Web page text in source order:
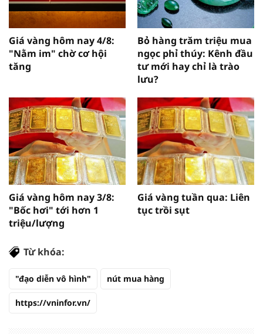
Giá vàng hôm nay 4/8:
"Nằm im" chờ cơ hội
tăng
Bỏ hàng trăm triệu mua
ngọc phỉ thúy: Kênh đầu
tư mới hay chỉ là trào
lưu?
Giá vàng hôm nay 3/8:
"Bốc hơi" tới hơn 1
triệu/lượng
Giá vàng tuần qua: Liên
tục trồi sụt
Từ khóa:
"đạo diễn vô hình" nút mua hàng
https://vninfor.vn/